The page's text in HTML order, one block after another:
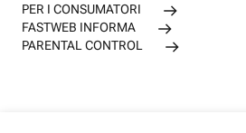
PER I CONSUMATORI
FASTWEB INFORMA
PARENTAL CONTROL